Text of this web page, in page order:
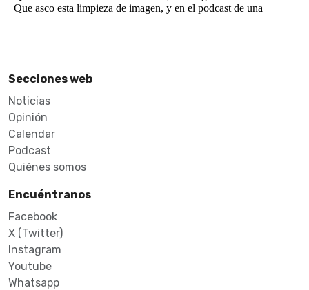
Secciones web
Noticias
Opinión
Calendar
Podcast
Quiénes somos
Encuéntranos
Facebook
X (Twitter)
Instagram
Youtube
Whatsapp